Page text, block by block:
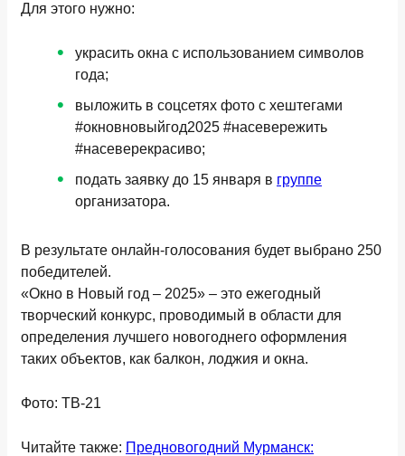
Для этого нужно:
украсить окна с использованием символов
года;
выложить в соцсетях фото с хештегами
#окновновыйгод2025 #насевережить
#насеверекрасиво;
подать заявку до 15 января в группе
организатора.
В результате онлайн-голосования будет выбрано 250
победителей.
«Окно в Новый год – 2025» – это ежегодный
творческий конкурс, проводимый в области для
определения лучшего новогоднего оформления
таких объектов, как балкон, лоджия и окна.
Фото: ТВ-21
Читайте также: Предновогодний Мурманск: